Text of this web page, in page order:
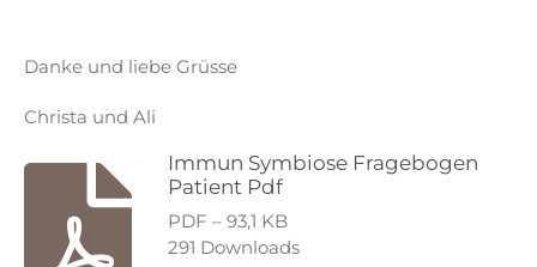
Danke und liebe Grüsse
Christa und Ali
Immun Symbiose Fragebogen
Patient Pdf
PDF – 93,1 KB
291 Downloads